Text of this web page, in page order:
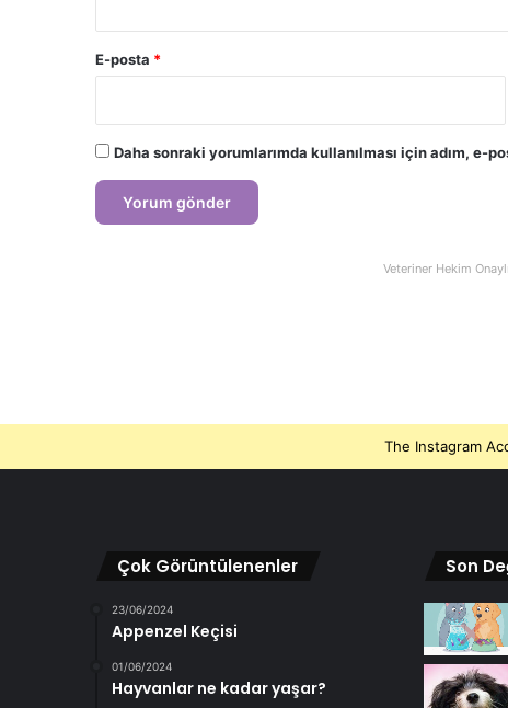
E-posta *
Daha sonraki yorumlarımda kullanılması için adım, e-
Veteriner Hekim
The Instagram
Çok Görüntülenenler
23/06/2024
Appenzel Keçisi
01/06/2024
Hayvanlar ne kadar yaşar?
Son